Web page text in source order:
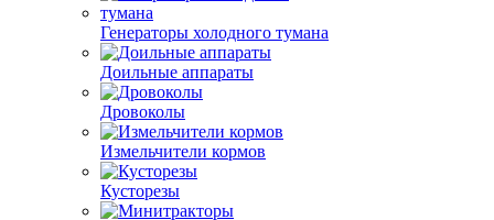
Генераторы холодного тумана
Доильные аппараты
Дровоколы
Измельчители кормов
Кусторезы